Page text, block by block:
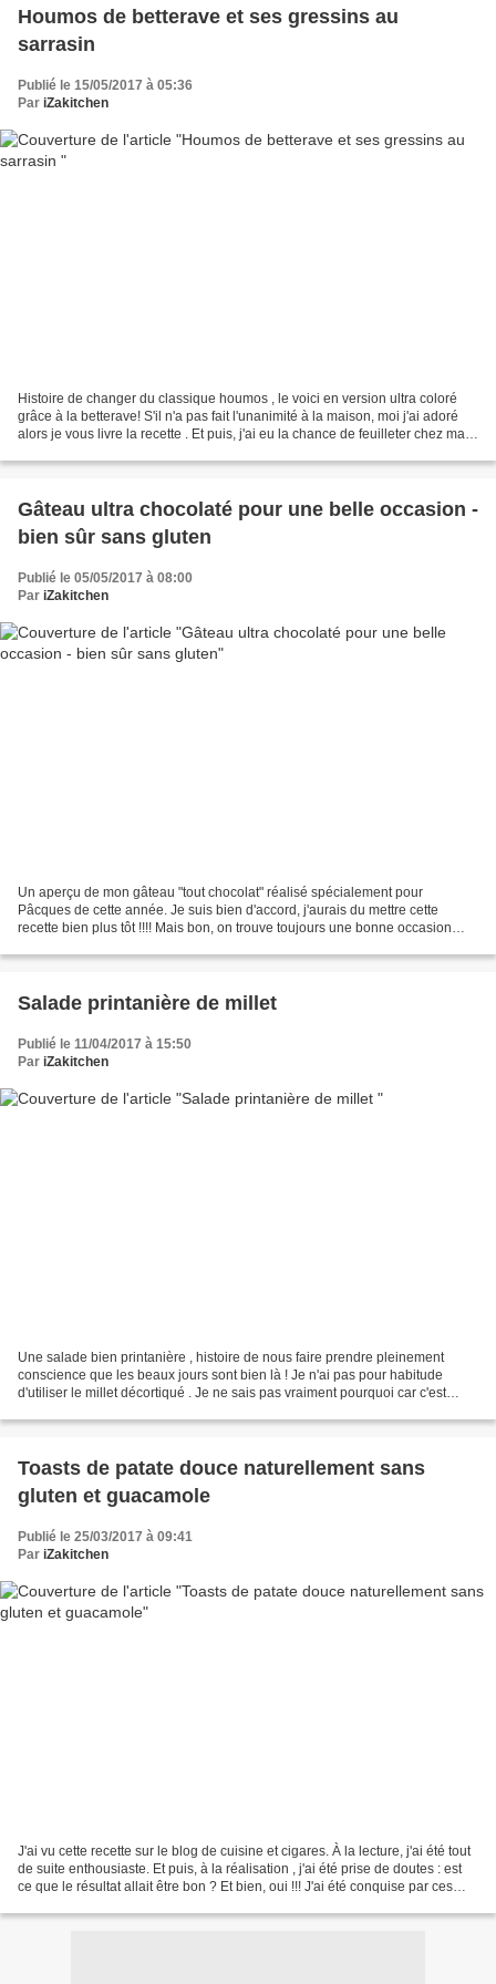
Houmos de betterave et ses gressins au
sarrasin
Publié le 15/05/2017 à 05:36
Par iZakitchen
Histoire de changer du classique houmos , le voici en version ultra coloré
grâce à la betterave! S'il n'a pas fait l'unanimité à la maison, moi j'ai adoré
alors je vous livre la recette . Et puis, j'ai eu la chance de feuilleter chez ma
Gâteau ultra chocolaté pour une belle occasion -
bien sûr sans gluten
Publié le 05/05/2017 à 08:00
Par iZakitchen
Un aperçu de mon gâteau "tout chocolat" réalisé spécialement pour
Pâcques de cette année. Je suis bien d'accord, j'aurais du mettre cette
recette bien plus tôt !!!! Mais bon, on trouve toujours une bonne occasion
Salade printanière de millet
Publié le 11/04/2017 à 15:50
Par iZakitchen
Une salade bien printanière , histoire de nous faire prendre pleinement
conscience que les beaux jours sont bien là ! Je n'ai pas pour habitude
d'utiliser le millet décortiqué . Je ne sais pas vraiment pourquoi car c'est
Toasts de patate douce naturellement sans
gluten et guacamole
Publié le 25/03/2017 à 09:41
Par iZakitchen
J'ai vu cette recette sur le blog de cuisine et cigares. À la lecture, j'ai été tout
de suite enthousiaste. Et puis, à la réalisation , j'ai été prise de doutes : est
ce que le résultat allait être bon ? Et bien, oui !!! J'ai été conquise par ces